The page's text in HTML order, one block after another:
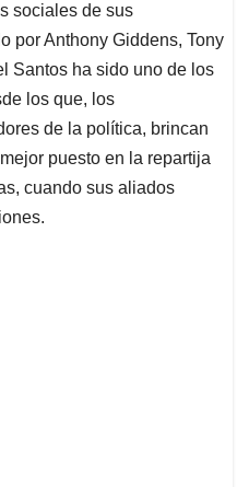
sociales de sus
por Anthony Giddens, Tony
Santos ha sido uno de los
los que, los
de la política, brincan
puesto en la repartija
cuando sus aliados